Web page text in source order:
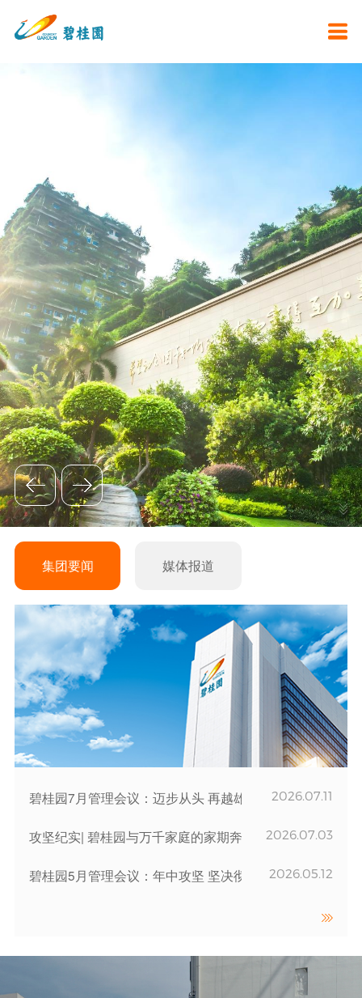
为社会创造幸福生活
的高科技综合性企业
集团要闻 媒体报道
碧桂园7月管理会议：迈步从头 再越雄关 2026.07.11
攻坚纪实| 碧桂园与万千家庭的家期奔赴 2026.07.03
碧桂园5月管理会议：年中攻坚 坚决彻底 2026.05.12